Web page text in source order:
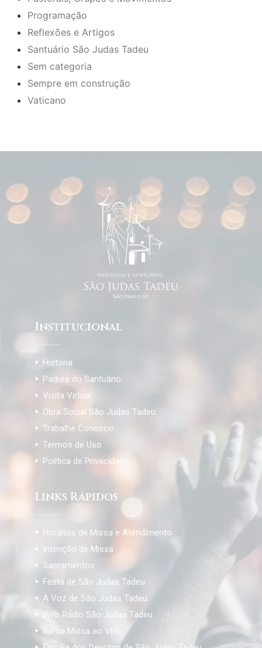
Programação
Reflexões e Artigos
Santuário São Judas Tadeu
Sem categoria
Sempre em construção
Vaticano
Institucional
História
Padres do Santuário
Visita Virtual
Obra Social São Judas Tadeu
Trabalhe Conosco
Termos de Uso
Política de Privacidade
Links Rápidos
Horários de Missa e Atendimento
Intenção de Missa
Sacramentos
Festa de São Judas Tadeu
A Voz de São Judas Tadeu
Web Rádio São Judas Tadeu
Santa Missa ao Vivo